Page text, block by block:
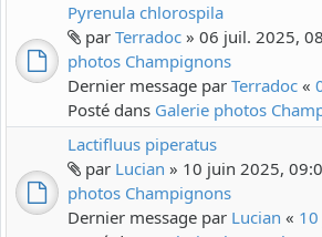
Pyrenula chlorospila
par Terradoc » 06 juil. 2025,
photos Champignons
Dernier message par Terradoc «
Posté dans Galerie photos
Lactifluus piperatus
par Lucian » 10 juin 2025,
photos Champignons
Dernier message par Lucian «